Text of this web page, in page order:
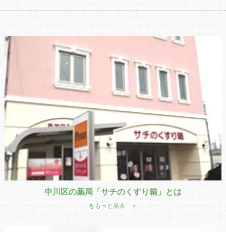
中川区の薬局「サチのくすり箱」とは
をもっと見る ＞